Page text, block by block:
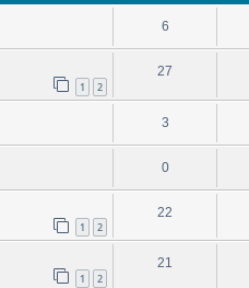
6
1 2
27
3
0
1 2
22
1 2
21